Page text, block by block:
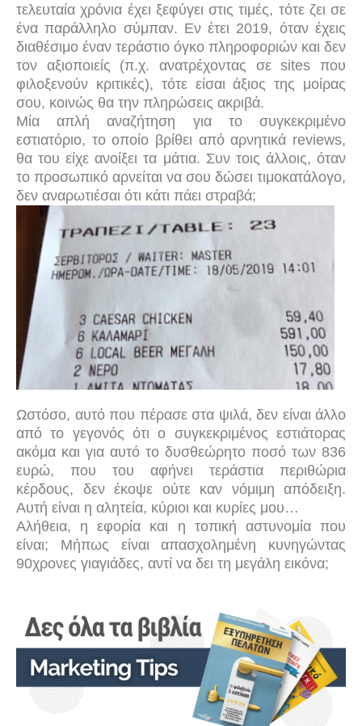
τελευταία χρόνια έχει ξεφύγει στις τιμές, τότε ζει σε
ένα παράλληλο σύμπαν. Εν έτει 2019, όταν έχεις
διαθέσιμο έναν τεράστιο όγκο πληροφοριών και δεν
τον αξιοποιείς (π.χ. ανατρέχοντας σεsites
που
φιλοξενούν κριτικές), τότε είσαι άξιος της μοίρας
σου, κοινώς θα την πληρώσεις ακριβά.
Μία απλή αναζήτηση για το συγκεκριμένο
εστιατόριο, το οποίο βρίθει από αρνητικά reviews,
θα του είχε ανοίξει τα μάτια. Συν τοις άλλοις, όταν
το προσωπικό αρνείται να σου δώσει τιμοκατάλογο,
δεν αναρωτιέσαι ότι κάτι πάει στραβά;
Ωστόσο, αυτό που πέρασε στα ψιλά, δεν είναι άλλο
από το γεγονός ότι ο συγκεκριμένος εστιάτορας
ακόμα και για αυτό το δυσθεώρητο ποσό των 836
ευρώ, που του αφήνει τεράστια περιθώρια
κέρδους, δεν έκοψε ούτε καν νόμιμη απόδειξη.
Αυτή είναι η αλητεία, κύριοι και κυρίες μου…
Αλήθεια, η εφορία και η τοπική αστυνομία που
είναι; Μήπως είναι απασχολημένη κυνηγώντας
90χρονες γιαγιάδες, αντί να δει τη μεγάλη εικόνα;